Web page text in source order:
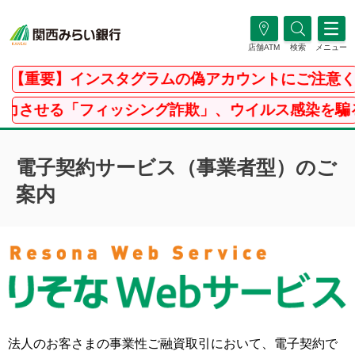
店舗ATM 検索 メニュー
重要】インスタグラムの偽アカウントにご注意く
せる「フィッシング詐欺」、ウイルス感染を騙る
電子契約サービス（事業者型）のご
案内
法人のお客さまの事業性ご融資取引において、電子契約で